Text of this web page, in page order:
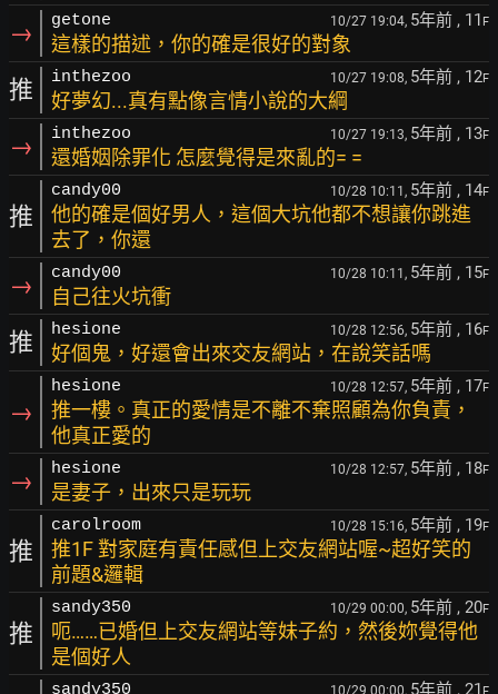
→ getone 10/27 19:04, 5年前 , 11 F
這樣的描述，你的確是很好的對象
推 inthezoo 10/27 19:08, 5年前 , 12F
好夢幻...真有點像言情小說的大綱
→ inthezoo 10/27 19:13, 5年前 , 13F
還婚姻除罪化 怎麼覺得是來亂的= =
推
candy00 10/28 10:11, 5年前 , 14F
他的確是個好男人，這個大坑他都不想讓你跳進
去了，你還
→ candy00 10/28 10:11, 5年前 , 15F
自己往火坑衝
推 hesione 10/28 12:56, 5年前 , 16F
好個鬼，好還會出來交友網站，在說笑話嗎
→
hesione 10/28 12:57, 5年前 , 17F
推一樓。真正的愛情是不離不棄照顧為你負責，
他真正愛的
→ hesione 10/28 12:57, 5年前 , 18F
是妻子，出來只是玩玩
推
carolroom 10/28 15:16, 5年前 , 19F
推1F 對家庭有責任感但上交友網站喔~超好笑的
前題&邏輯
推
sandy350 10/29 00:00, 5年前 , 20F
呃……已婚但上交友網站等妹子約，然後妳覺得他
是個好人
sandy350 10/29 00:00, 5年前 , 21